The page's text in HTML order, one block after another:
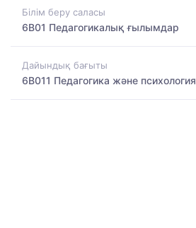
Білім беру саласы
6B01 Педагогикалық ғылымдар
Дайындық бағыты
6B011 Педагогика және психология